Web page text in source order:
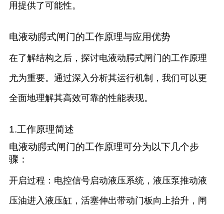
用提供了可能性。
电液动腭式闸门的工作原理与应用优势
在了解结构之后，探讨电液动腭式闸门的工作原理
尤为重要。通过深入分析其运行机制，我们可以更
全面地理解其高效可靠的性能表现。
1.工作原理简述
电液动腭式闸门的工作原理可分为以下几个步
骤：
开启过程：电控信号启动液压系统，液压泵推动液
压油进入液压缸，活塞伸出带动门板向上抬升，闸